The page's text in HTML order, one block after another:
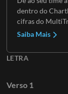
dentro do
cifras do
Saiba Mais
LETRA
Verso 1